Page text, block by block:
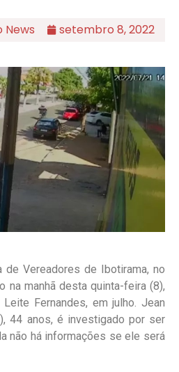
News setembro 8, 2022
de Vereadores de Ibotirama, no
na manhã desta quinta-feira (8),
Fernandes, em julho. Jean
44 anos, é investigado por ser
não há informações se ele será